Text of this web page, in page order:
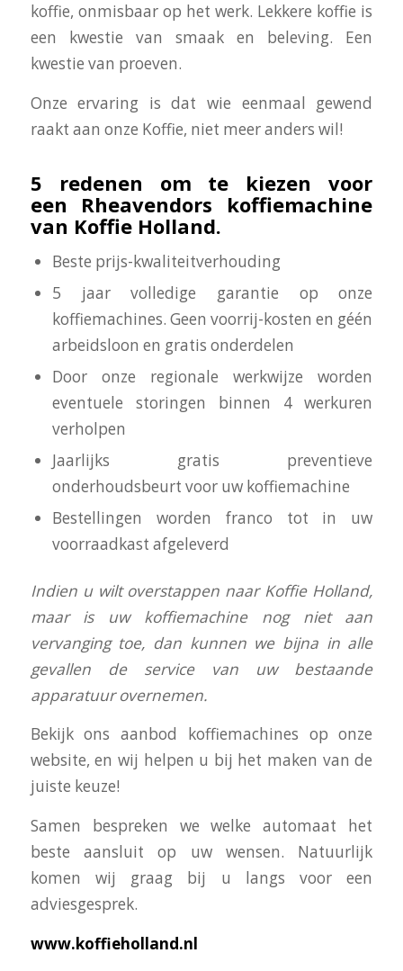
koffie, onmisbaar op het werk. Lekkere koffie is
een kwestie van smaak en beleving. Een
kwestie van proeven.
Onze ervaring is dat wie eenmaal gewend
raakt aan onze Koffie, niet meer anders wil!
5 redenen om te kiezen voor
een Rheavendors koffiemachine
van Koffie Holland.
Beste prijs-kwaliteitverhouding
5 jaar volledige garantie op onze
koffiemachines. Geen voorrij-kosten en géén
arbeidsloon en gratis onderdelen
Door onze regionale werkwijze worden
eventuele storingen binnen 4 werkuren
verholpen
Jaarlijks gratis preventieve
onderhoudsbeurt voor uw koffiemachine
Bestellingen worden franco tot in uw
voorraadkast afgeleverd
Indien u wilt overstappen naar Koffie Holland,
maar is uw koffiemachine nog niet aan
vervanging toe, dan kunnen we bijna in alle
gevallen de service van uw bestaande
apparatuur overnemen.
Bekijk ons aanbod koffiemachines op onze
website, en wij helpen u bij het maken van de
juiste keuze!
Samen bespreken we welke automaat het
beste aansluit op uw wensen. Natuurlijk
komen wij graag bij u langs voor een
adviesgesprek.
www.koffieholland.nl